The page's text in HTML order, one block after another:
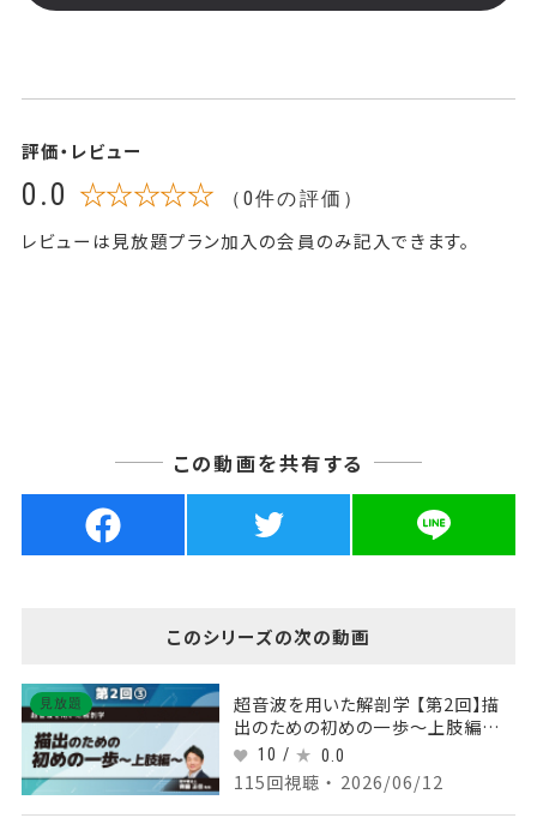
評価・レビュー
0.0 ☆☆☆☆☆ （0件の評価）
レビューは見放題プラン加入の会員のみ記入できます。
この動画を共有する
このシリーズの次の動画
見放題
超音波を用いた解剖学 【第2回】描
出のための初めの一歩～上肢編～
Part③肩周囲組織の描出 後方
10 / 0.0
115回視聴 ・ 2026/06/12